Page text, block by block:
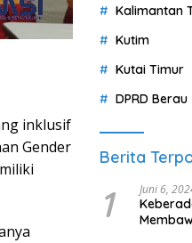
inklusif
Gender
Kalimantan
Kutim
Kutai Timur
DPRD Berau
Berita
1 Juni 6,